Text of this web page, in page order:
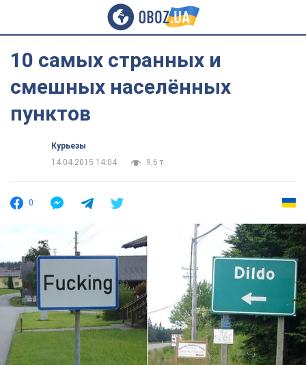
10 самых странных и
смешных населённых
пунктов
Курьезы
14.04.2015 14:04
9,6 т.
0